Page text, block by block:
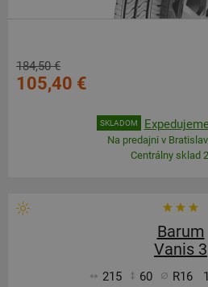
184,50 €
105,40 €
SKLADOM
Na predajni v
Centrálny sklad
Barum
Vanis 3
215 60 R16